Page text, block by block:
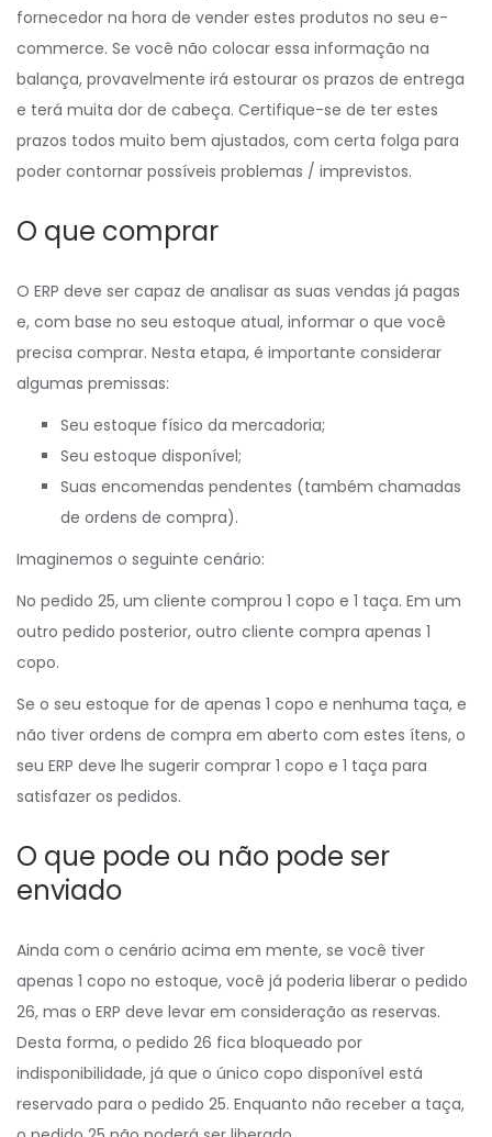
fornecedor na hora de vender estes produtos no seu e-
commerce. Se você não colocar essa informação na
balança, provavelmente irá estourar os prazos de entrega
e terá muita dor de cabeça. Certifique-se de ter estes
prazos todos muito bem ajustados, com certa folga para
poder contornar possíveis problemas / imprevistos.
O que comprar
O ERP deve ser capaz de analisar as suas vendas já pagas
e, com base no seu estoque atual, informar o que você
precisa comprar. Nesta etapa, é importante considerar
algumas premissas:
Seu estoque físico da mercadoria;
Seu estoque disponível;
Suas encomendas pendentes (também chamadas
de ordens de compra).
Imaginemos o seguinte cenário:
No pedido 25, um cliente comprou 1 copo e 1 taça. Em um
outro pedido posterior, outro cliente compra apenas 1
copo.
Se o seu estoque for de apenas 1 copo e nenhuma taça, e
não tiver ordens de compra em aberto com estes ítens, o
seu ERP deve lhe sugerir comprar 1 copo e 1 taça para
satisfazer os pedidos.
O que pode ou não pode ser
enviado
Ainda com o cenário acima em mente, se você tiver
apenas 1 copo no estoque, você já poderia liberar o pedido
26, mas o ERP deve levar em consideração as reservas.
Desta forma, o pedido 26 fica bloqueado por
indisponibilidade, já que o único copo disponível está
reservado para o pedido 25. Enquanto não receber a taça,